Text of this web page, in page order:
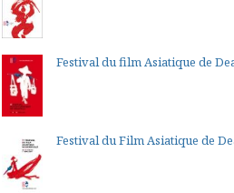
Festival du film Asiatique de
Festival du Film Asiatique de